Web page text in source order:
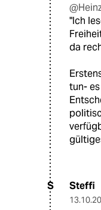
"Ich
da
tun-
S Steffi